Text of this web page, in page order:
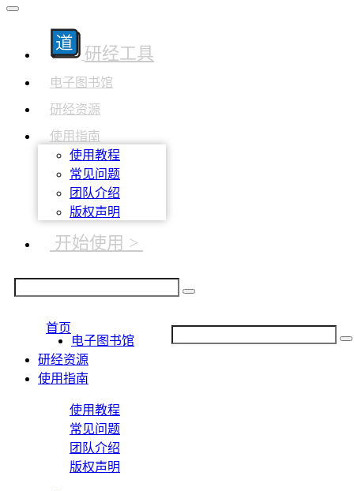
研经工具
电子图书馆
研经资源
使用指南
使用教程
常见问题
团队介绍
版权声明
开始使用 >
首页
电子图书馆
研经资源
使用指南
使用教程
常见问题
团队介绍
版权声明